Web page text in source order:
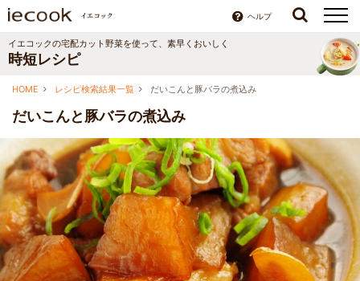
ヘルプ
イエコックの宅配カット野菜を使って、素早くおいしく
時短レシピ
HOME レシピ検索結果一覧 だいこんと豚バラの煮込み
だいこんと豚バラの煮込み